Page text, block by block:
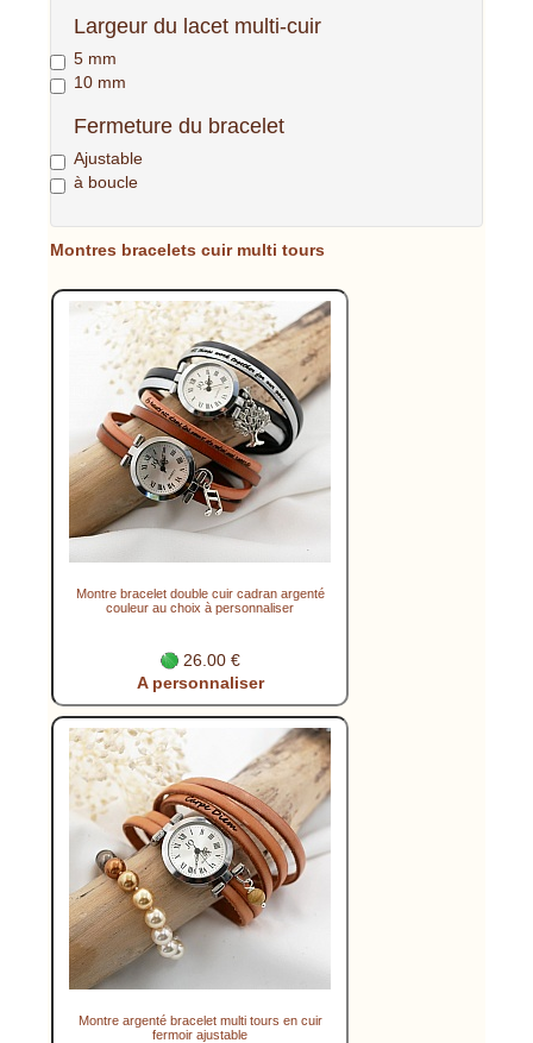
Largeur du lacet multi-cuir
5 mm
10 mm
Fermeture du bracelet
Ajustable
à boucle
Montres bracelets cuir multi tours
Montre bracelet double cuir cadran argenté
couleur au choix à personnaliser
26.00 €
A personnaliser
Montre argenté bracelet multi tours en cuir
fermoir ajustable